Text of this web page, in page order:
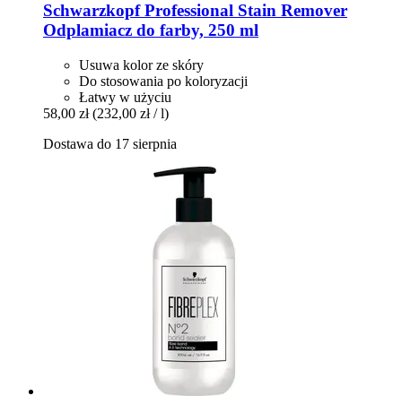
Schwarzkopf Professional Stain Remover
Odplamiacz do farby, 250 ml
Usuwa kolor ze skóry
Do stosowania po koloryzacji
Łatwy w użyciu
58,00 zł (232,00 zł / l)
Dostawa do 17 sierpnia